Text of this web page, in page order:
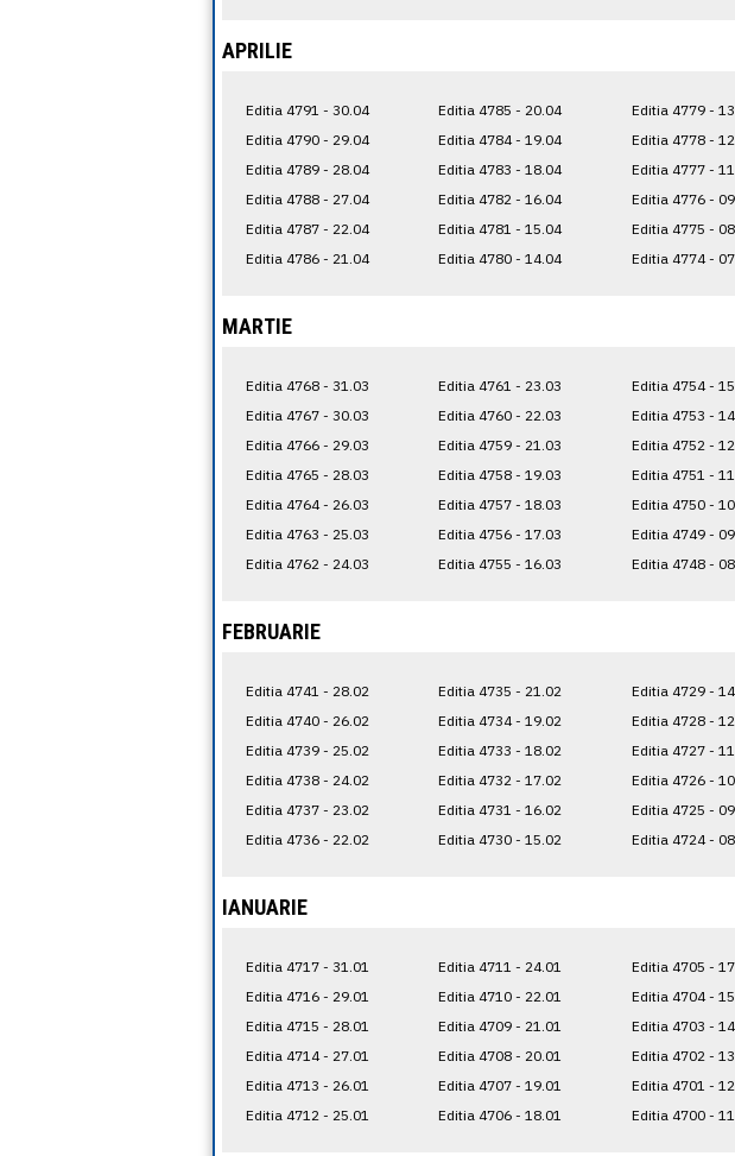
APRILIE
Editia 4791 - 30.04
Editia 4790 - 29.04
Editia 4789 - 28.04
Editia 4788 - 27.04
Editia 4787 - 22.04
Editia 4786 - 21.04
Editia 4785 - 20.04
Editia 4784 - 19.04
Editia 4783 - 18.04
Editia 4782 - 16.04
Editia 4781 - 15.04
Editia 4780 - 14.04
Editia 4779 -
Editia 4778 -
Editia 4777 -
Editia 4776 -
Editia 4775 -
Editia 4774 -
MARTIE
Editia 4768 - 31.03
Editia 4767 - 30.03
Editia 4766 - 29.03
Editia 4765 - 28.03
Editia 4764 - 26.03
Editia 4763 - 25.03
Editia 4762 - 24.03
Editia 4761 - 23.03
Editia 4760 - 22.03
Editia 4759 - 21.03
Editia 4758 - 19.03
Editia 4757 - 18.03
Editia 4756 - 17.03
Editia 4755 - 16.03
Editia 4754 -
Editia 4753 -
Editia 4752 -
Editia 4751 -
Editia 4750 -
Editia 4749 -
Editia 4748 -
FEBRUARIE
Editia 4741 - 28.02
Editia 4740 - 26.02
Editia 4739 - 25.02
Editia 4738 - 24.02
Editia 4737 - 23.02
Editia 4736 - 22.02
Editia 4735 - 21.02
Editia 4734 - 19.02
Editia 4733 - 18.02
Editia 4732 - 17.02
Editia 4731 - 16.02
Editia 4730 - 15.02
Editia 4729 -
Editia 4728 -
Editia 4727 -
Editia 4726 -
Editia 4725 -
Editia 4724 -
IANUARIE
Editia 4717 - 31.01
Editia 4716 - 29.01
Editia 4715 - 28.01
Editia 4714 - 27.01
Editia 4713 - 26.01
Editia 4712 - 25.01
Editia 4711 - 24.01
Editia 4710 - 22.01
Editia 4709 - 21.01
Editia 4708 - 20.01
Editia 4707 - 19.01
Editia 4706 - 18.01
Editia 4705 -
Editia 4704 -
Editia 4703 -
Editia 4702 -
Editia 4701 -
Editia 4700 -